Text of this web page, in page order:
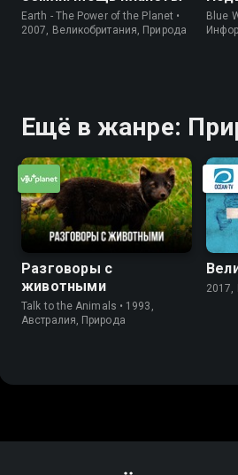
Earth - The Power of the Planet •
2007, Великобритания, Природа
Blue
Ещё в жанре:
Разговоры с
животными
Talk to the Animals • 1993,
Австралия, Природа
2017,